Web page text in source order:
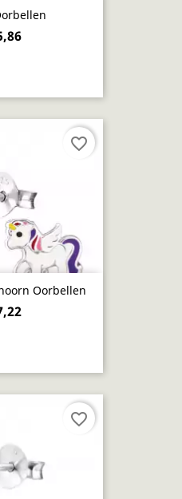
Oorbellen
favorite_border
favorite_border